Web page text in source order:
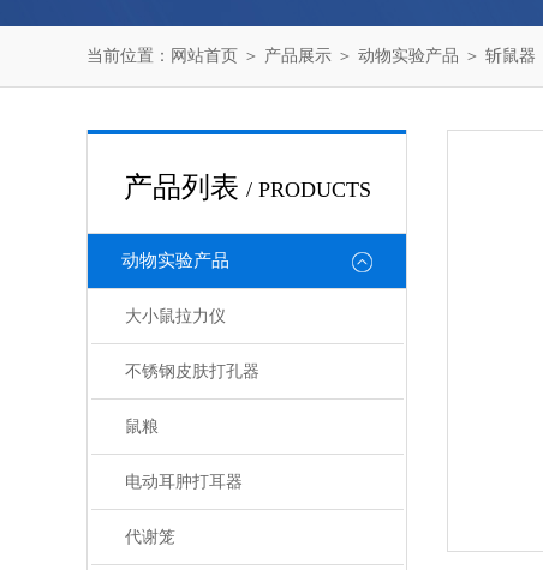
当前位置： 网站首页 ＞ 产品展示 ＞ 动物实验产品 ＞ 斩鼠器
产品列表 / PRODUCTS
动物实验产品
大小鼠拉力仪
不锈钢皮肤打孔器
鼠粮
电动耳肿打耳器
代谢笼